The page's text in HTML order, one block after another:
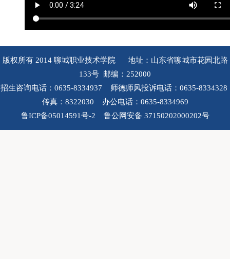
版权所有 2014 聊城职业技术学院 地址：山东省聊城市花园北路
133号 邮编：252000
招生咨询电话：0635-8334937 师德师风投诉电话：0635-8334328
传真：8322030 办公电话：0635-8334969
鲁ICP备05014591号-2 鲁公网安备 37150202000202号